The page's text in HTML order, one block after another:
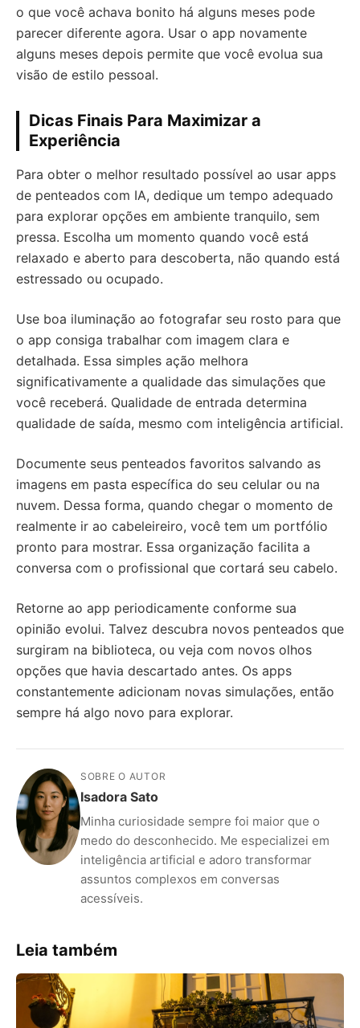
o que você achava bonito há alguns meses pode
parecer diferente agora. Usar o app novamente
alguns meses depois permite que você evolua sua
visão de estilo pessoal.
Dicas Finais Para Maximizar a
Experiência
Para obter o melhor resultado possível ao usar apps
de penteados com IA, dedique um tempo adequado
para explorar opções em ambiente tranquilo, sem
pressa. Escolha um momento quando você está
relaxado e aberto para descoberta, não quando está
estressado ou ocupado.
Use boa iluminação ao fotografar seu rosto para que
o app consiga trabalhar com imagem clara e
detalhada. Essa simples ação melhora
significativamente a qualidade das simulações que
você receberá. Qualidade de entrada determina
qualidade de saída, mesmo com inteligência artificial.
Documente seus penteados favoritos salvando as
imagens em pasta específica do seu celular ou na
nuvem. Dessa forma, quando chegar o momento de
realmente ir ao cabeleireiro, você tem um portfólio
pronto para mostrar. Essa organização facilita a
conversa com o profissional que cortará seu cabelo.
Retorne ao app periodicamente conforme sua
opinião evolui. Talvez descubra novos penteados que
surgiram na biblioteca, ou veja com novos olhos
opções que havia descartado antes. Os apps
constantemente adicionam novas simulações, então
sempre há algo novo para explorar.
SOBRE O AUTOR
Isadora Sato
Minha curiosidade sempre foi maior que o
medo do desconhecido. Me especializei em
inteligência artificial e adoro transformar
assuntos complexos em conversas
acessíveis.
Leia também